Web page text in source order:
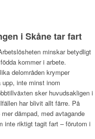
i Skåne tar fart
minskar betydligt
kommer i arbete.
delområden krymper
inte minst inom
sker huvudsakligen i
har blivit allt färre. På
dämpad, med avtagande
inte riktigt tagit fart – förutom i